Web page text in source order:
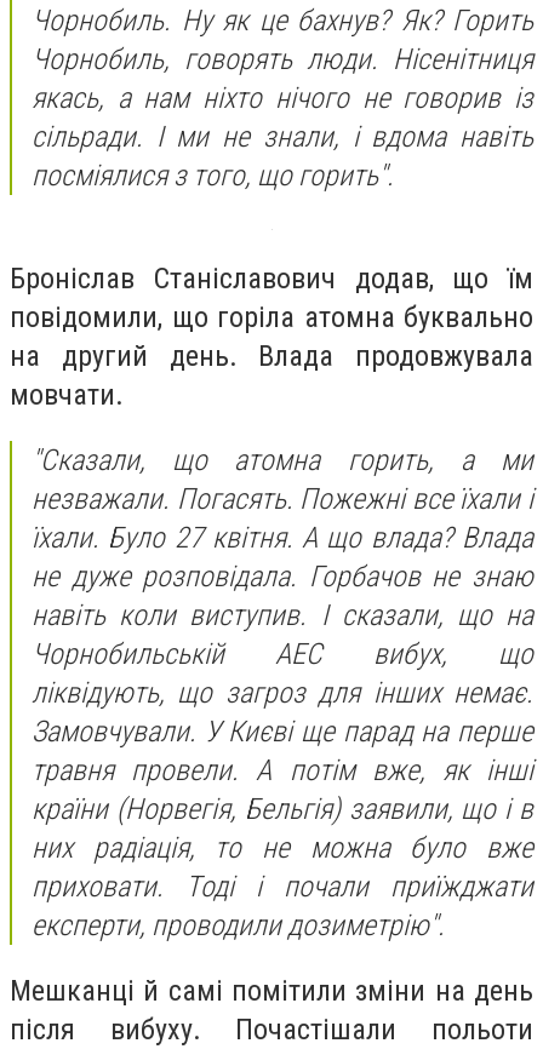
Чорнобиль. Ну як це бахнув? Як? Горить
Чорнобиль, говорять люди. Нісенітниця
якась, а нам ніхто нічого не говорив із
сільради. І ми не знали, і вдома навіть
посміялися з того, що горить".
Броніслав Станіславович додав, що їм
повідомили, що горіла атомна буквально
на другий день. Влада продовжувала
мовчати.
"Сказали, що атомна горить, а ми
незважали. Погасять. Пожежні все їхали і
їхали. Було 27 квітня. А що влада? Влада
не дуже розповідала. Горбачов не знаю
навіть коли виступив. І сказали, що на
Чорнобильській АЕС вибух, що
ліквідують, що загроз для інших немає.
Замовчували. У Києві ще парад на перше
травня провели. А потім вже, як інші
країни (Норвегія, Бельгія) заявили, що і в
них радіація, то не можна було вже
приховати. Тоді і почали приїжджати
експерти, проводили дозиметрію".
Мешканці й самі помітили зміни на день
після вибуху. Почастішали польоти